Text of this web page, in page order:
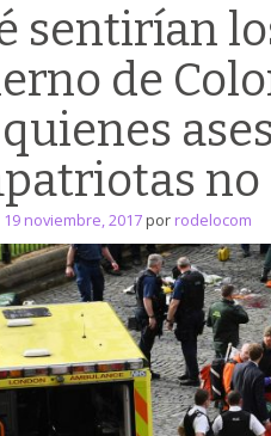
sentirían
de
19 noviembre, 2017 por rodelocom